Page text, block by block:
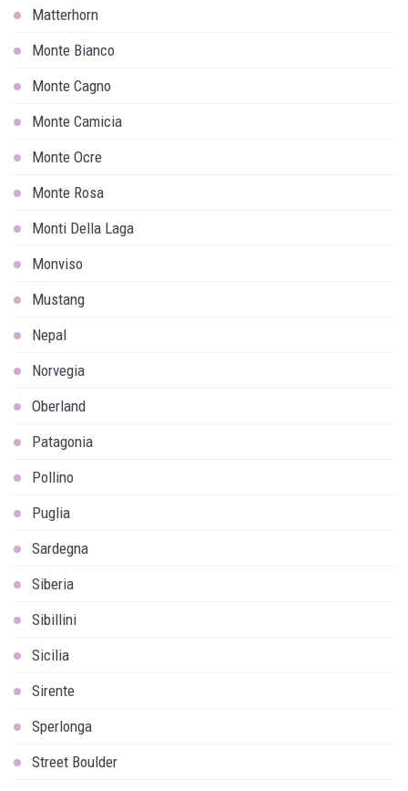
Matterhorn
Monte Bianco
Monte Cagno
Monte Camicia
Monte Ocre
Monte Rosa
Monti Della Laga
Monviso
Mustang
Nepal
Norvegia
Oberland
Patagonia
Pollino
Puglia
Sardegna
Siberia
Sibillini
Sicilia
Sirente
Sperlonga
Street Boulder